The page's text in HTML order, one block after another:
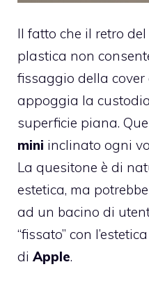
Il fatto che il retro
plastica non
fissaggio della
appoggia la
superficie piana.
mini inclinato ogni
La quesitone è di
estetica, ma
ad un bacino di
“fissato” con
di Apple.